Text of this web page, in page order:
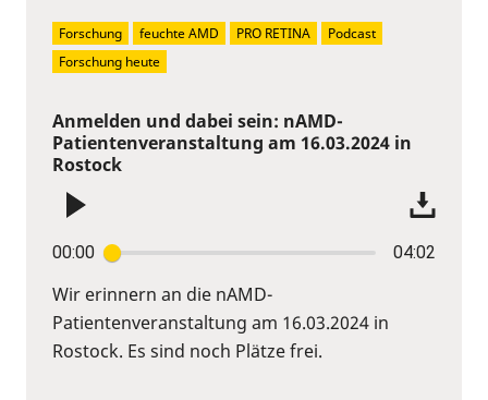
Anmelden und dabei sein: nAMD-
Patientenveranstaltung am 16.03.2024 in
Rostock
00:00 04:02
Wir erinnern an die nAMD-
Patientenveranstaltung am 16.03.2024 in
Rostock. Es sind noch Plätze frei.
Forschung feuchte AMD PRO RETINA
Podcast
Forschung heute